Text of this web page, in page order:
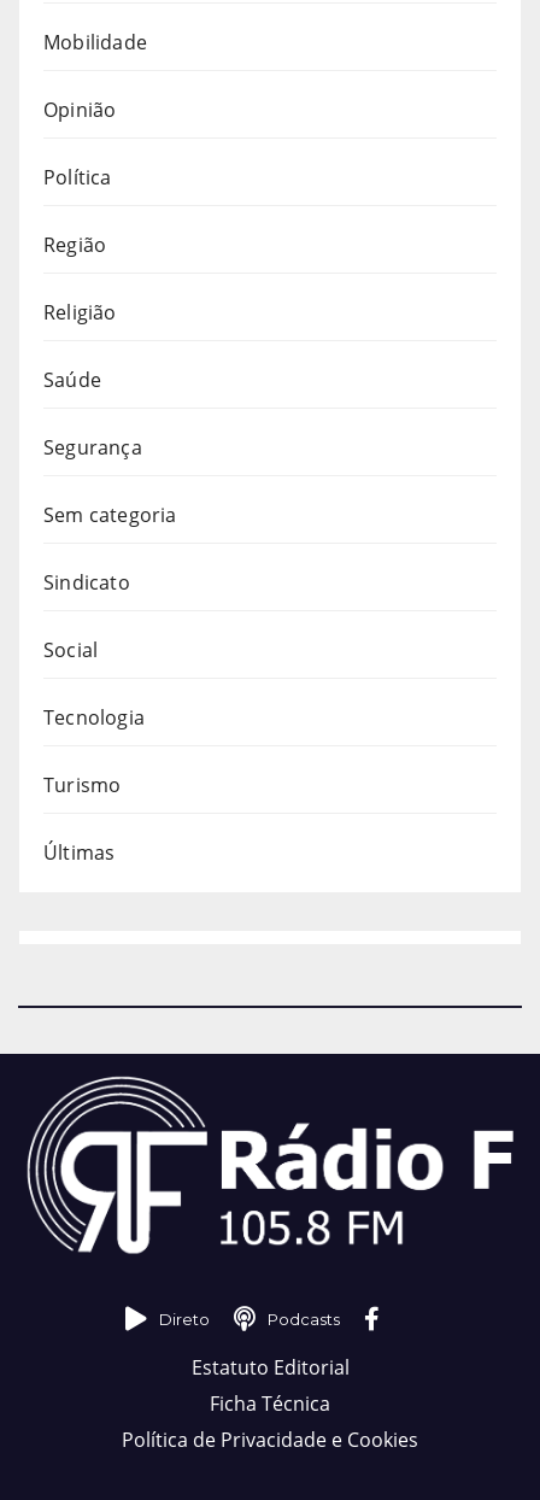
Mobilidade
Opinião
Política
Região
Religião
Saúde
Segurança
Sem categoria
Sindicato
Social
Tecnologia
Turismo
Últimas
Direto Podcasts
Estatuto Editorial
Ficha Técnica
Política de Privacidade e Cookies